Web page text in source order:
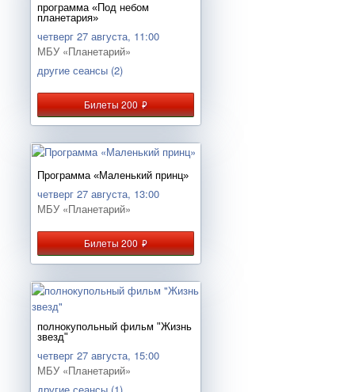
программа «Под небом
планетария»
четверг 27 августа, 11:00
МБУ «Планетарий»
другие сеансы (2)
Билеты 200руб.
Программа «Маленький принц»
четверг 27 августа, 13:00
МБУ «Планетарий»
Билеты 200руб.
полнокупольный фильм "Жизнь
звезд"
четверг 27 августа, 15:00
МБУ «Планетарий»